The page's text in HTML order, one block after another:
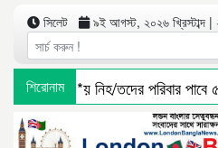
সিলেট ৯ই আগস্ট, ২০২৬ খ্রিস্টাব্দ |
শিরোনাম
বাস দুর্ঘ*টনা*য় নিহ/তদের পরিবার পাবে